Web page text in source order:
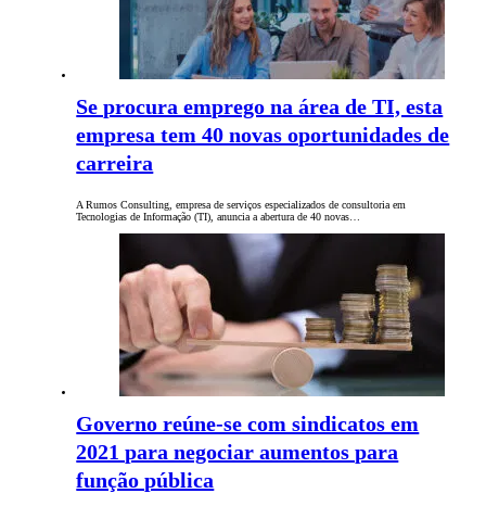
Se procura emprego na área de TI, esta
empresa tem 40 novas oportunidades de
carreira
A Rumos Consulting, empresa de serviços especializados de consultoria em
Tecnologias de Informação (TI), anuncia a abertura de 40 novas…
Governo reúne-se com sindicatos em
2021 para negociar aumentos para
função pública